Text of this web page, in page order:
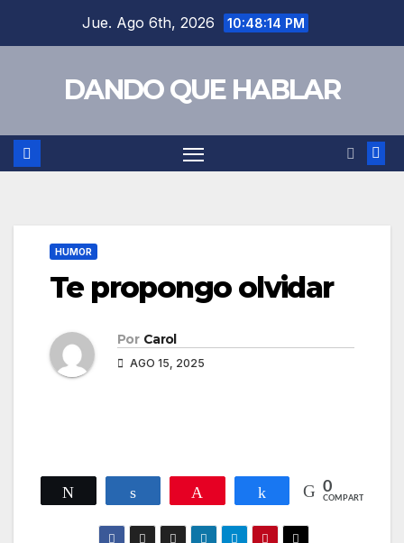
Jue. Ago 6th, 2026 10:48:16 PM
DANDO QUE HABLAR
HUMOR
Te propongo olvidar
Por Carol
AGO 15, 2025
Twittear Compartir Compartir
0
COMPARTIR